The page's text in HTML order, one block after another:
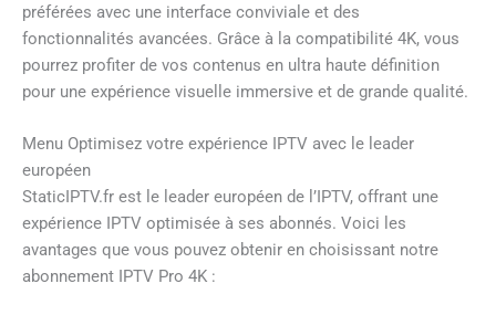
préférées avec une interface conviviale et des
fonctionnalités avancées. Grâce à la compatibilité 4K, vous
pourrez profiter de vos contenus en ultra haute définition
pour une expérience visuelle immersive et de grande qualité.
Menu Optimisez votre expérience IPTV avec le leader
européen
StaticIPTV.fr est le leader européen de l’IPTV, offrant une
expérience IPTV optimisée à ses abonnés. Voici les
avantages que vous pouvez obtenir en choisissant notre
abonnement IPTV Pro 4K :